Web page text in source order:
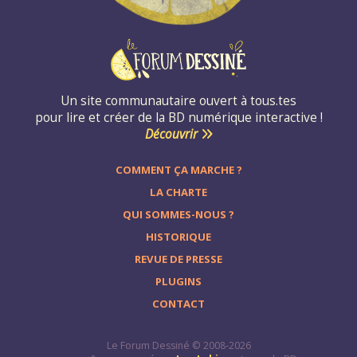
Un site communautaire ouvert à tous.tes
pour lire et créer de la BD numérique interactive !
Découvrir
COMMENT ÇA MARCHE ?
LA CHARTE
QUI SOMMES-NOUS ?
HISTORIQUE
REVUE DE PRESSE
PLUGINS
CONTACT
Le Forum Dessiné © 2008-2026